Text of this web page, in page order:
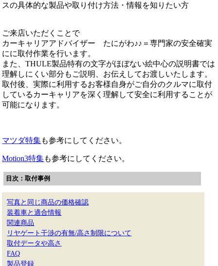
スの具体的な製品や取り付け方法・情報を知りたい方
ご来店いただくことで
カーキャリアアドバイザー たにがわ♪♪＝専門家の安全確実
にに取付作業を行います。
また、THULE製品特有の文字がほぼない絵中心の説明書では
理解しにくい部分もご説明、お伝えしてお渡しいたします。
取付後、実際に利用するお客様自身がご自分のクルマに取付
しているカーキャリアを深く理解して安全に利用することが
可能になります。
マツダ特集も参考にしてください。
Motion3特集も参考にしてください。
目次：取付事例
写真と同じ商品の価格確認
装着車と適合情報
関連商品
リヤゲート干渉の有無/高さ制限について
取付データや高さ
FAQ
製品登録